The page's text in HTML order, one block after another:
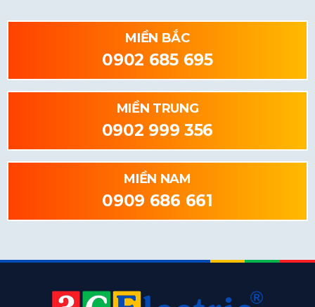
MIỀN BẮC
0902 685 695
MIỀN TRUNG
0902 999 356
MIỀN NAM
0909 686 661